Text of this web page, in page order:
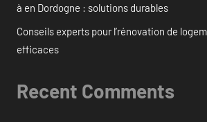
à en Dordogne : solutions durables
Conseils experts pour l’rénovation de
efficaces
Recent Comments